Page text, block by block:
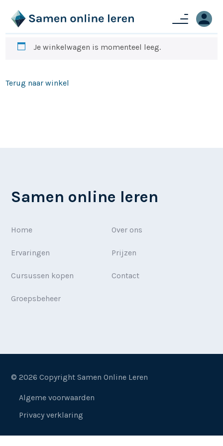
Je winkelwagen is momenteel leeg.
Terug naar winkel
Samen online leren
Home Over ons
Ervaringen Prijzen
Cursussen kopen Contact
Groepsbeheer
© 2026 Copyright Samen Online Leren
Algeme voorwaarden
Privacy verklaring